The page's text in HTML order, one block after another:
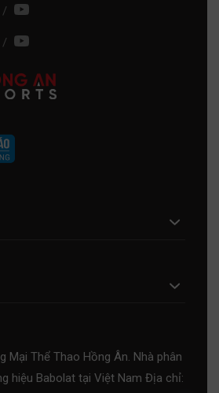
/
/
Mại Thể Thao Hồng Ân. Nhà phân
hiệu Babolat tại Việt Nam Địa chỉ: